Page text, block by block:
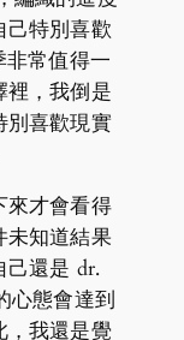
己特別喜歡
非常值得一
裡，我倒是
別喜歡現實
來才會看得
未知道結果
己還是 dr.
心態會達到
，我還是覺